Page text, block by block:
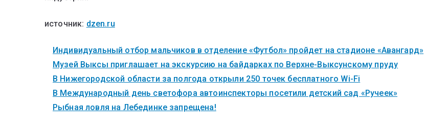
источник: dzen.ru
Индивидуальный отбор мальчиков в отделение «Футбол» пройдет на стадионе «Авангард»
Музей Выксы приглашает на экскурсию на байдарках по Верхне-Выксунскому пруду
В Нижегородской области за полгода открыли 250 точек бесплатного Wi-Fi
В Международный день светофора автоинспекторы посетили детский сад «Ручеек»
Рыбная ловля на Лебединке запрещена!